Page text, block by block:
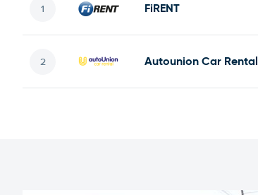
FiRENT
Autounion Car Rental